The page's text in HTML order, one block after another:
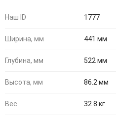
Наш ID 1777
Ширина, мм 441 мм
Глубина, мм 522 мм
Высота, мм 86.2 мм
Вес 32.8 кг